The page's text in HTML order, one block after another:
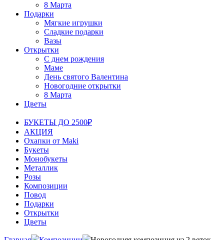
8 Марта
Подарки
Мягкие игрушки
Сладкие подарки
Вазы
Открытки
С днем рождения
Маме
День святого Валентина
Новогодние открытки
8 Марта
Цветы
БУКЕТЫ ДО 2500₽
АКЦИЯ
Охапки от Maki
Букеты
Монобукеты
Металлик
Розы
Композиции
Повод
Подарки
Открытки
Цветы